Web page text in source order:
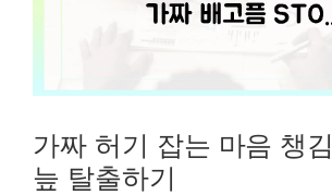
가짜 허기 잡는 마음 챙
늪 탈출하기